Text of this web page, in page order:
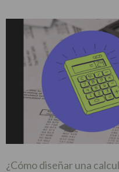
¿Cómo diseñar una